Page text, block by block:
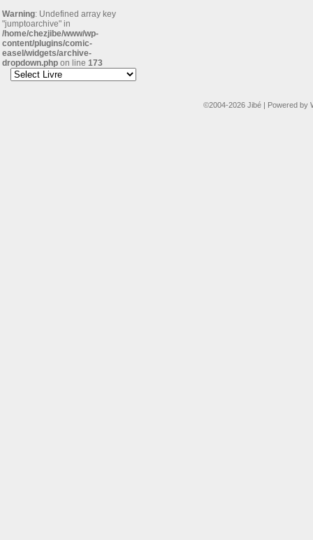
Warning: Undefined array key
"jumptoarchive" in
/home/chezjibe/www/wp-
content/plugins/comic-
easel/widgets/archive-
dropdown.php on line 173
©2004-2026 Jibé | Powered by